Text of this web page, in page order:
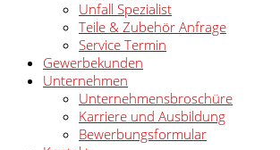
Unfall Spezialist
Teile & Zubehör Anfrage
Service Termin
Gewerbekunden
Unternehmen
Unternehmensbroschüre
Karriere und Ausbildung
Bewerbungsformular